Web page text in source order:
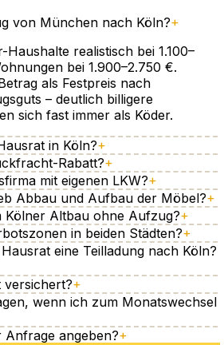
von München nach Köln?+
Haushalte realistisch bei 1.100–
bei 1.900–2.750 €.
als Festpreis nach
– deutlich billigere
sich fast immer als Köder.
in Köln?+
Rabatt?+
mit eigenen LKW?+
Abbau und Aufbau der Möbel?+
Kölner Altbau ohne Aufzug?+
in beiden Städten?+
eine Teilladung nach Köln?
versichert?+
wenn ich zum Monatswechsel
Anfrage angeben?+